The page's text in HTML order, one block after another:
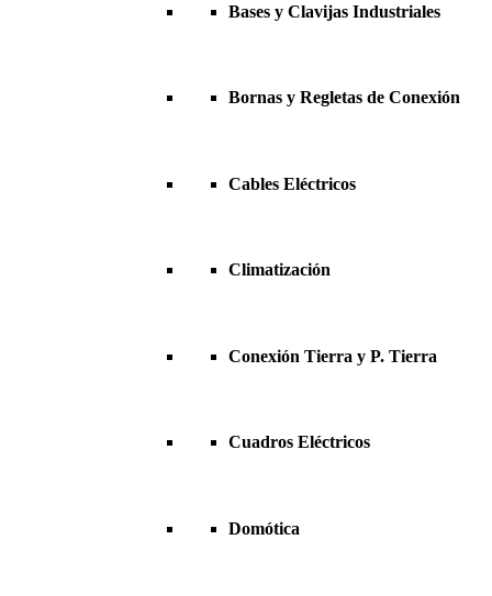
Bases y Clavijas Industriales
Bornas y Regletas de Conexión
Cables Eléctricos
Climatización
Conexión Tierra y P. Tierra
Cuadros Eléctricos
Domótica